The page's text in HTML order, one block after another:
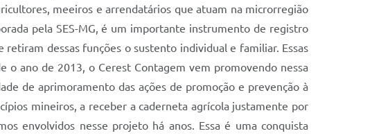
meeiros e arrendatários que atuam na microrregião
pela SES-MG, é um importante instrumento de registro
dessas funções o sustento individual e familiar. Essas
o ano de 2013, o Cerest Contagem vem promovendo nessa
de aprimoramento das ações de promoção e prevenção à
mineiros, a receber a caderneta agrícola justamente por
envolvidos nesse projeto há anos. Essa é uma conquista